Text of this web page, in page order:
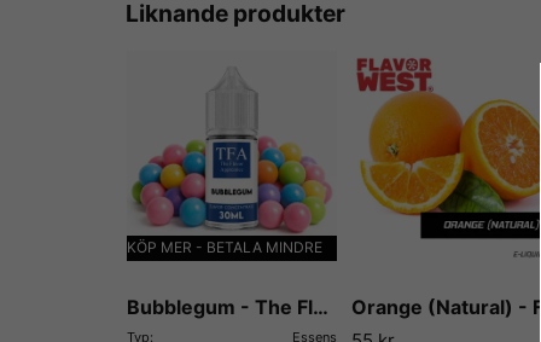
Liknande produkter
KÖP MER - BETALA MINDRE
Bubblegum - The Flavor Apprentice
Typ:
Essens